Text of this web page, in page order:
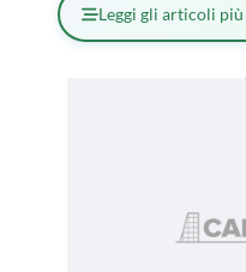
Leggi gli articoli